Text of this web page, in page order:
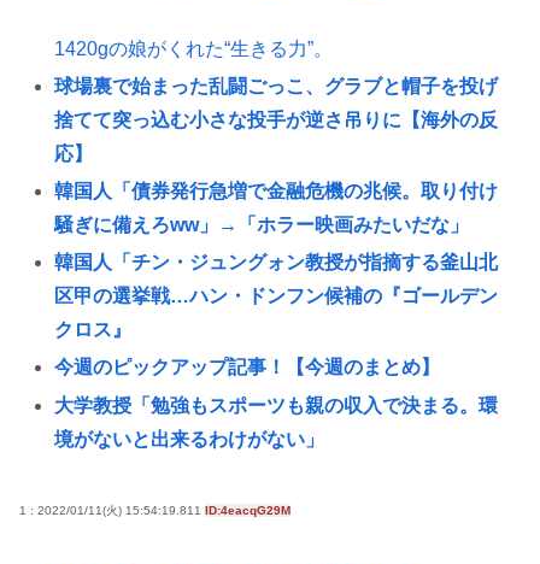
1420gの娘がくれた“生きる力”。
球場裏で始まった乱闘ごっこ、グラブと帽子を投げ
捨てて突っ込む小さな投手が逆さ吊りに【海外の反
応】
韓国人「債券発行急増で金融危機の兆候。取り付け
騒ぎに備えろww」→「ホラー映画みたいだな」
韓国人「チン・ジュングォン教授が指摘する釜山北
区甲の選挙戦…ハン・ドンフン候補の『ゴールデン
クロス』
今週のピックアップ記事！【今週のまとめ】
大学教授「勉強もスポーツも親の収入で決まる。環
境がないと出来るわけがない」
る？」現実と仮想の境界が曖昧に…海外メディアも
1 : 2022/01/11(火) 15:54:19.811 ID:4eacqG29M